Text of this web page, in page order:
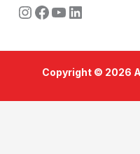
Instagram
Facebook
Youtube
LinkedIn
Copyright © 2026